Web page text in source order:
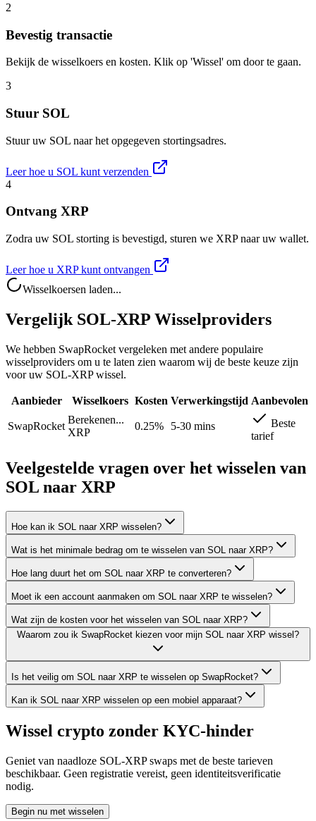
2
Bevestig transactie
Bekijk de wisselkoers en kosten. Klik op 'Wissel' om door te gaan.
3
Stuur SOL
Stuur uw SOL naar het opgegeven stortingsadres.
Leer hoe u SOL kunt verzenden
4
Ontvang XRP
Zodra uw SOL storting is bevestigd, sturen we XRP naar uw wallet.
Leer hoe u XRP kunt ontvangen
Wisselkoersen laden...
Vergelijk SOL-XRP Wisselproviders
We hebben SwapRocket vergeleken met andere populaire
wisselproviders om u te laten zien waarom wij de beste keuze zijn
voor uw SOL-XRP wissel.
Aanbieder Wisselkoers Kosten Verwerkingstijd Aanbevolen
SwapRocket
Berekenen...
XRP
0.25% 5-30 mins
Beste
tarief
Veelgestelde vragen over het wisselen van
SOL naar XRP
Hoe kan ik SOL naar XRP wisselen?
Wat is het minimale bedrag om te wisselen van SOL naar XRP?
Hoe lang duurt het om SOL naar XRP te converteren?
Moet ik een account aanmaken om SOL naar XRP te wisselen?
Wat zijn de kosten voor het wisselen van SOL naar XRP?
Waarom zou ik SwapRocket kiezen voor mijn SOL naar XRP wissel?
Is het veilig om SOL naar XRP te wisselen op SwapRocket?
Kan ik SOL naar XRP wisselen op een mobiel apparaat?
Wissel crypto zonder KYC-hinder
Geniet van naadloze SOL-XRP swaps met de beste tarieven
beschikbaar. Geen registratie vereist, geen identiteitsverificatie
nodig.
Begin nu met wisselen